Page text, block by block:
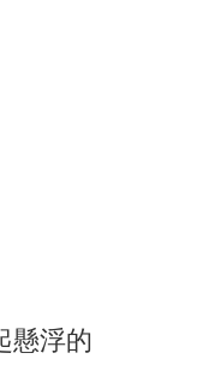
懸浮的